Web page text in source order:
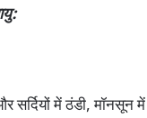
सर्दियों में ठंडी, मॉनसून में